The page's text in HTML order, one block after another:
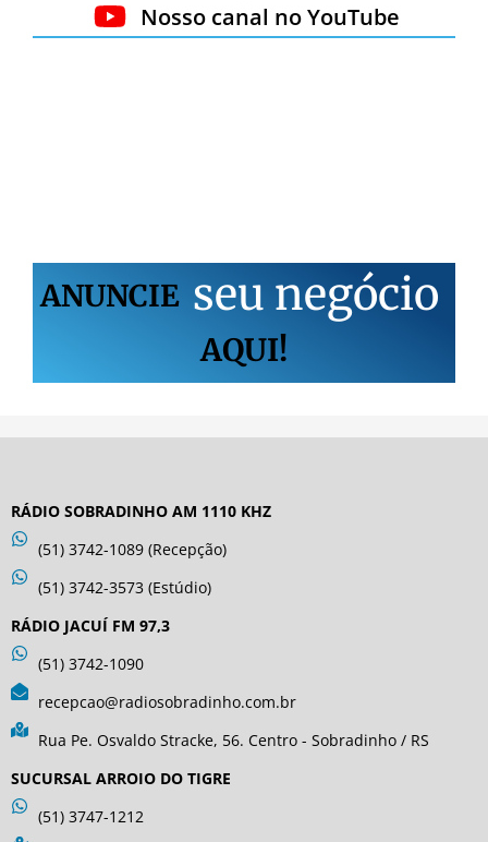
Nosso canal no YouTube
ANUNCIE seu negócio
AQUI!
RÁDIO SOBRADINHO AM 1110 KHZ
(51) 3742-1089 (Recepção)
(51) 3742-3573 (Estúdio)
RÁDIO JACUÍ FM 97,3
(51) 3742-1090
recepcao@radiosobradinho.com.br
Rua Pe. Osvaldo Stracke, 56. Centro - Sobradinho / RS
SUCURSAL ARROIO DO TIGRE
(51) 3747-1212